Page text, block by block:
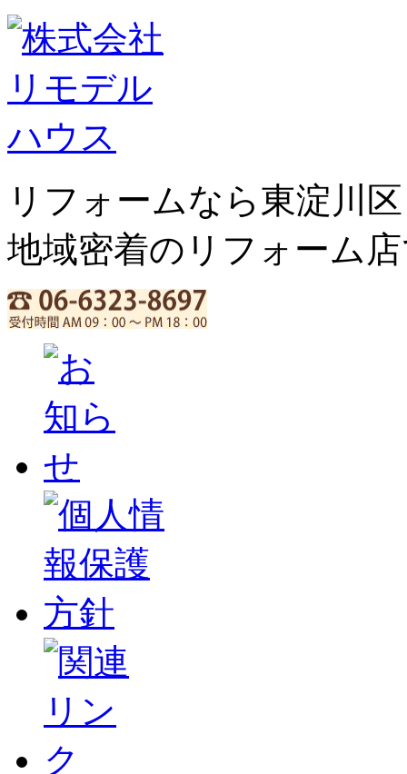
リフォームなら東淀
地域密着のリフォーム